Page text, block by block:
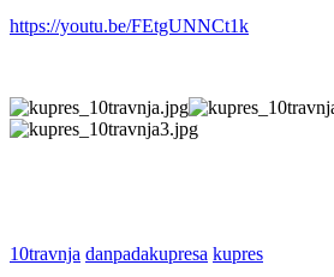
https://youtu.be/FEtgUNNCt1k
10travnja danpadakupresa kupres